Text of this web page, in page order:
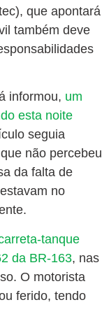
que apontará
também deve
informou, um
esta noite
seguia
não percebeu
da falta de
no
tanque
da BR-163, nas
O motorista
ferido, tendo